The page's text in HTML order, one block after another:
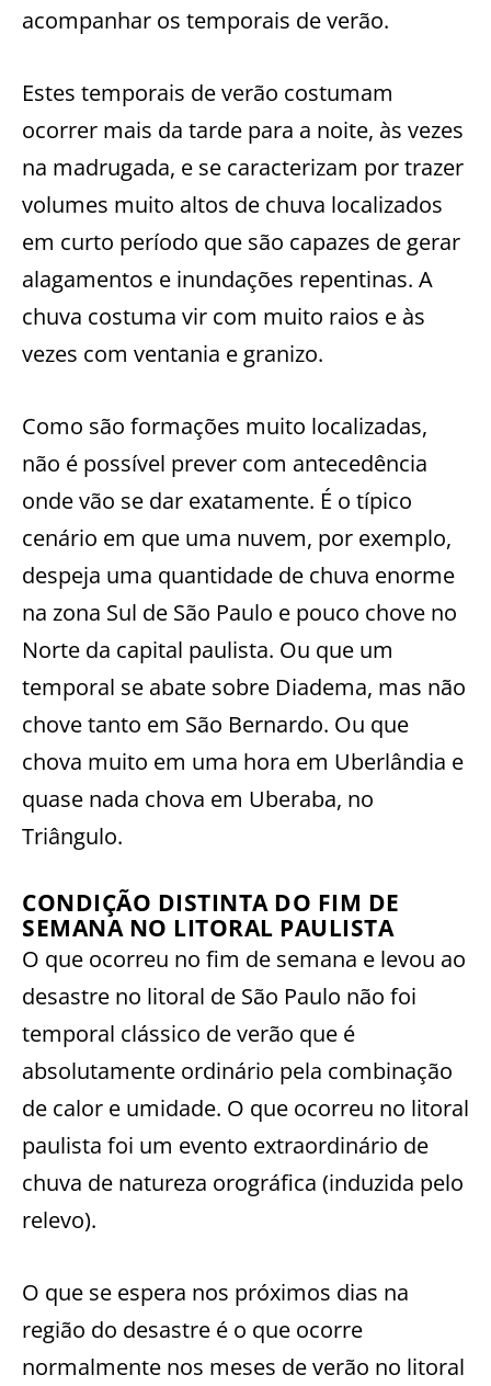
acompanhar os temporais de verão.
Estes temporais de verão costumam
ocorrer mais da tarde para a noite, às vezes
na madrugada, e se caracterizam por trazer
volumes muito altos de chuva localizados
em curto período que são capazes de gerar
alagamentos e inundações repentinas. A
chuva costuma vir com muito raios e às
vezes com ventania e granizo.
Como são formações muito localizadas,
não é possível prever com antecedência
onde vão se dar exatamente. É o típico
cenário em que uma nuvem, por exemplo,
despeja uma quantidade de chuva enorme
na zona Sul de São Paulo e pouco chove no
Norte da capital paulista. Ou que um
temporal se abate sobre Diadema, mas não
chove tanto em São Bernardo. Ou que
chova muito em uma hora em Uberlândia e
quase nada chova em Uberaba, no
Triângulo.
CONDIÇÃO DISTINTA DO FIM DE
SEMANA NO LITORAL PAULISTA
O que ocorreu no fim de semana e levou ao
desastre no litoral de São Paulo não foi
temporal clássico de verão que é
absolutamente ordinário pela combinação
de calor e umidade. O que ocorreu no litoral
paulista foi um evento extraordinário de
chuva de natureza orográfica (induzida pelo
relevo).
O que se espera nos próximos dias na
região do desastre é o que ocorre
normalmente nos meses de verão no litoral